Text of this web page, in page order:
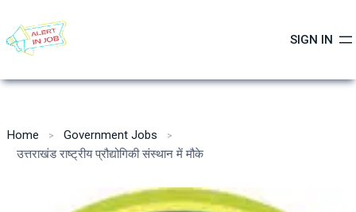
content
SIGN IN
Home
Government Jobs
उत्तराखंड राष्ट्रीय प्रौद्योगिकी संस्थान में मौके